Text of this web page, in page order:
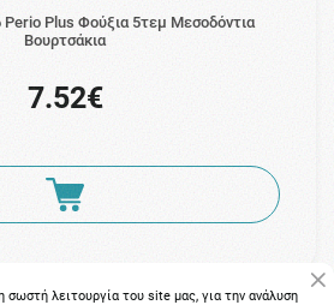
Perio Plus Φούξια 5τεμ Μεσοδόντια
Βουρτσάκια
7.52€
σωστή λειτουργία του site μας, για την ανάλυση